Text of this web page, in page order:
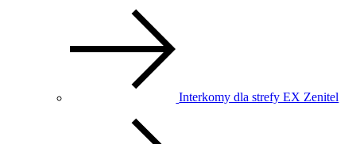
Interkomy dla strefy EX Zenitel